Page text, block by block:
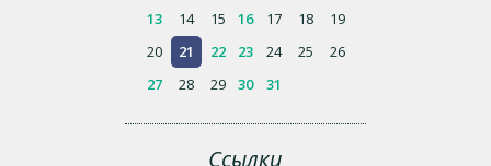
13
14 15 16 17 18
19
20
21 22 23 24 25
26
27
28 29 30 31
Ссылки